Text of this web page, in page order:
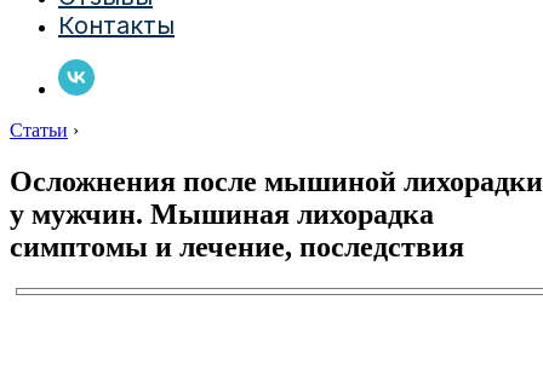
Контакты
Статьи ›
Осложнения после мышиной лихорадки
у мужчин. Мышиная лихорадка
симптомы и лечение, последствия